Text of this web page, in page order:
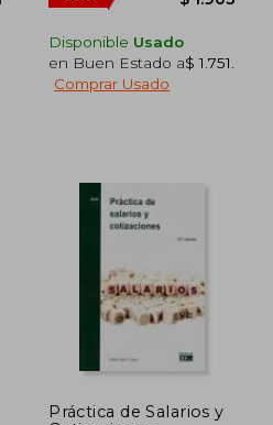
Nuevo
Disponible Usado
en Buen Estado a$ 1.751
Comprar Usado
Práctica de Salarios y